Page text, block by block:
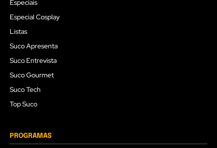
Especiais
Especial Cosplay
Listas
Suco Apresenta
Suco Entrevista
Suco Gourmet
Suco Tech
Top Suco
PROGRAMAS